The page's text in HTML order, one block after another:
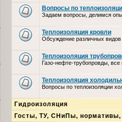
Вопросы по
Задаем вопросы, делимся
Теплоизоляция кровли
Обсуждение различных видов
Теплоизоляция
Газо-нефте-трубопровды,
Теплоизоляция
Вопросы по теплоизоляции
Гидроизоляция
Госты, ТУ, СНиПы,